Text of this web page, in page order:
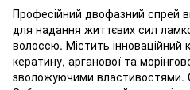
Професійний двофазний спрей
для надання життєвих сил
волоссю. Містить інноваційний
кератину, арганової та
зволожуючими властивостями.